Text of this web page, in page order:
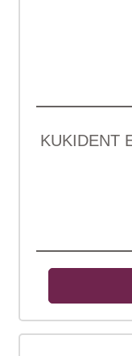
KUKIDENT